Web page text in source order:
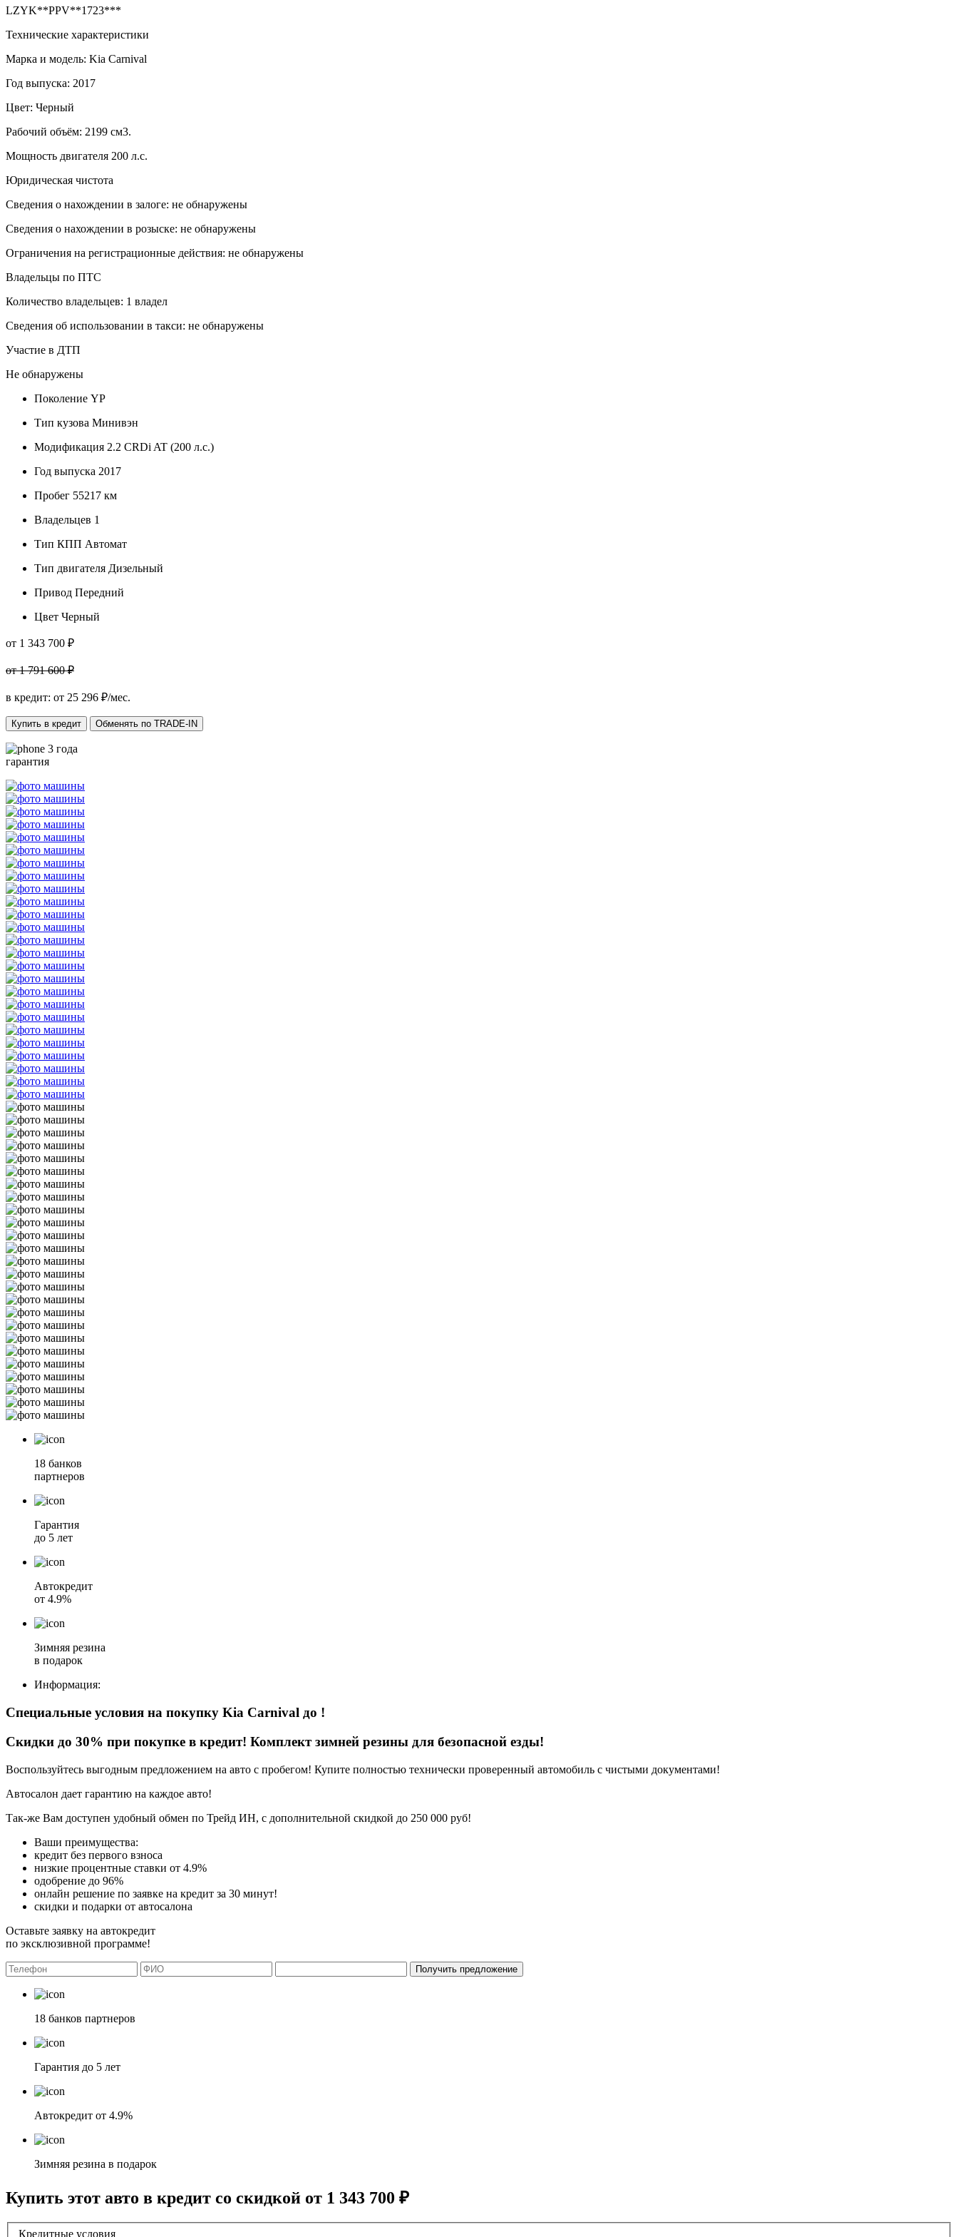
LZYK**PPV**1723***
Технические характеристики
Марка и модель: Kia Carnival
Год выпуска: 2017
Цвет: Черный
Рабочий объём: 2199 см3.
Мощность двигателя 200 л.с.
Юридическая чистота
Сведения о нахождении в залоге: не обнаружены
Сведения о нахождении в розыске: не обнаружены
Ограничения на регистрационные действия: не обнаружены
Владельцы по ПТС
Количество владельцев: 1 владел
Сведения об использовании в такси: не обнаружены
Участие в ДТП
Не обнаружены
Поколение YP
Тип кузова Минивэн
Модификация 2.2 CRDi AT (200 л.с.)
Год выпуска 2017
Пробег 55217 км
Владельцев 1
Тип КПП Автомат
Тип двигателя Дизельный
Привод Передний
Цвет Черный
от 1 343 700 ₽
от 1 791 600 ₽
в кредит: от 25 296 ₽/мес.
Купить в кредит Обменять по TRADE-IN
3 года
гарантия
18 банков
партнеров
Гарантия
до 5 лет
Автокредит
от 4.9%
Зимняя резина
в подарок
Информация:
Специальные условия на покупку Kia Carnival до !
Скидки до 30% при покупке в кредит! Комплект зимней резины для безопасной езды!
Воспользуйтесь выгодным предложением на авто с пробегом! Купите полностью технически проверенный автомобиль с чистыми документами!
Автосалон дает гарантию на каждое авто!
Так-же Вам доступен удобный обмен по Трейд ИН, с дополнительной скидкой до 250 000 руб!
Ваши преимущества:
кредит без первого взноса
низкие процентные ставки от 4.9%
одобрение до 96%
онлайн решение по заявке на кредит за 30 минут!
скидки и подарки от автосалона
Оставьте заявку на автокредит
по эксклюзивной программе!
Получить предложение
18 банков партнеров
Гарантия до 5 лет
Автокредит от 4.9%
Зимняя резина в подарок
Купить этот авто в кредит со скидкой от 1 343 700 ₽
Кредитные условия